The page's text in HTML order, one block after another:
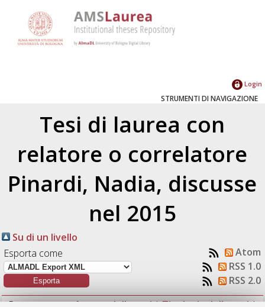
Login
STRUMENTI DI NAVIGAZIONE
Tesi di laurea con
relatore o correlatore
Pinardi, Nadia, discusse
nel 2015
Su di un livello
Esporta come
Atom
RSS 1.0
RSS 2.0